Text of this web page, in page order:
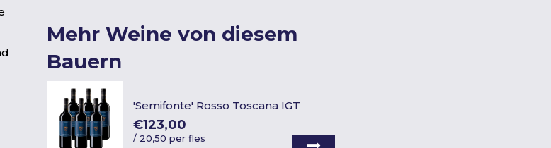
Mehr Weine von diesem
Bauern
'Semifonte' Rosso Toscana IGT
€123,00
/ 20,50 per fles